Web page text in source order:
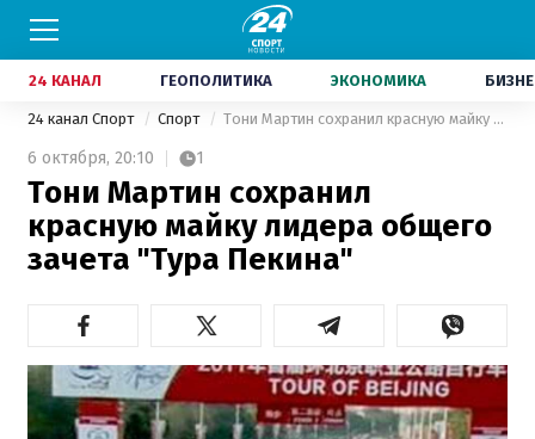
24 КАНАЛ ГЕОПОЛИТИКА ЭКОНОМИКА
24 канал Спорт Спорт Тони Мартин сохранил красную майку лидера общего зачета "Тура Пекина"
6 октября, 20:10 1
Тони Мартин сохранил
красную майку лидера общего
зачета "Тура Пекина"